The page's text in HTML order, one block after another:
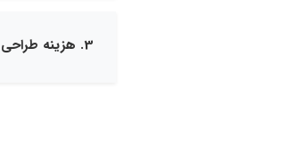
3. هزینه طراحی ست اداری چگونه محاسبه می‌شود؟